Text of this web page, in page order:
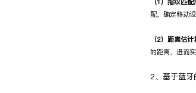
配，确定移动设
（2）距离估计
的距离，进而实
2、基于蓝牙